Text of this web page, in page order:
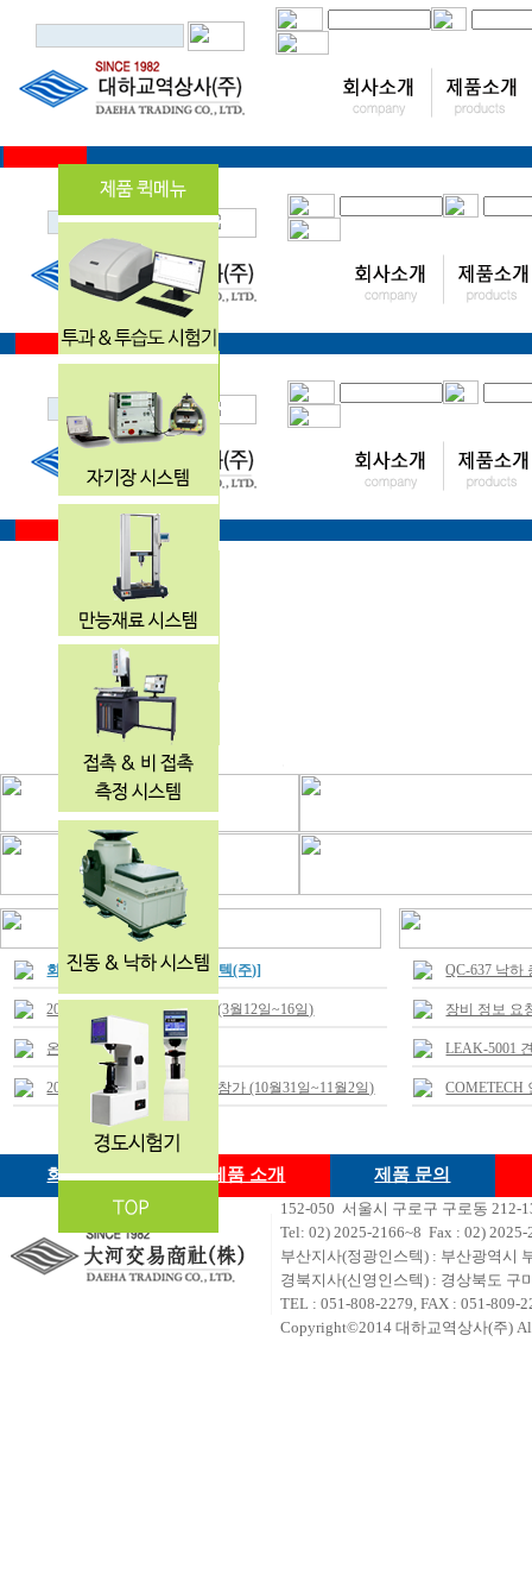
회사 상호명 변경 [대하에드텍(주)]
2019 KOPLAS 전시회 참가 (3월12일~16일)
온라인 견적 문의시
2018 철강.비철금속 산업전 참가 (10월31일~11월2일)
QC-637 낙하
장비 정보 요
LEAK-5001
COMETECH
회사소개 제품 소개 제품 문의
152-050 서울시 구로구 구로동 212-
Tel: 02) 2025-2166~8 Fax : 02)
부산지사(정광인스텍) : 부산광역시
경북지사(신영인스텍) : 경상북도 구
TEL : 051-808-2279, FAX : 051-809-
Copyright©2014 대하교역상사(주)